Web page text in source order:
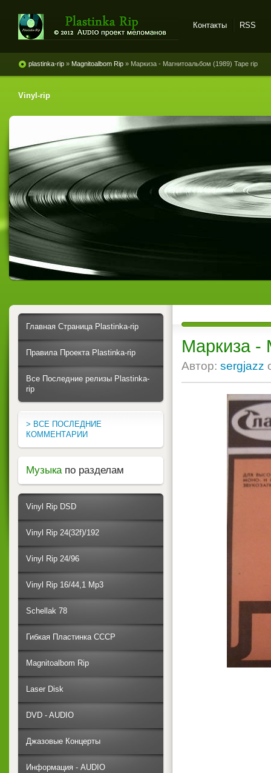
винила и магнитоальбомов
Контакты RSS
plastinka-rip » Magnitoalbom Rip » Маркиза - Магнитоальбом (1989) Tape rip
Vinyl-rip
Маркиза -
Автор: sergjazz
Главная Страница Plastinka-rip
Правила Проекта Plastinka-rip
Все Последние релизы Plastinka-
rip
> ВСЕ ПОСЛЕДНИЕ
КОММЕНТАРИИ
Музыка по разделам
Vinyl Rip DSD
Vinyl Rip 24(32f)/192
Vinyl Rip 24/96
Vinyl Rip 16/44,1 Mp3
Schellak 78
Гибкая Пластинка СССР
Magnitoalbom Rip
Laser Disk
DVD - AUDIO
Джазовые Концерты
Информация - AUDIO